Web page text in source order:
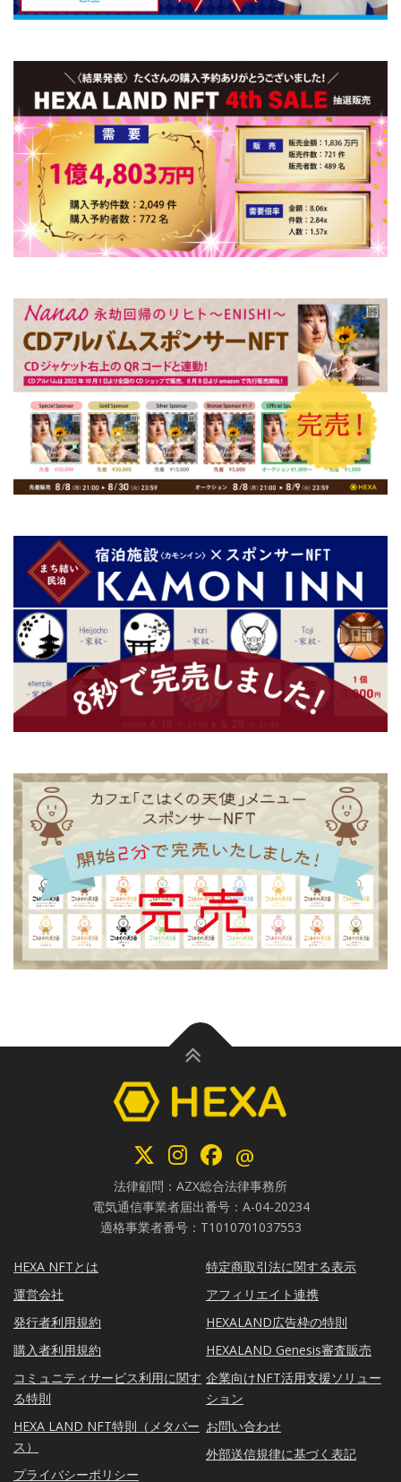
@
法律顧問：AZX総合法律事務所
電気通信事業者届出番号：A-04-20234
適格事業者番号：T1010701037553
HEXA NFTとは
運営会社
発行者利用規約
購入者利用規約
コミュニティサービス利用に関す
る特則
HEXA LAND NFT特則（メタバー
ス）
プライバシーポリシー
特定商取引法に関する表示
アフィリエイト連携
HEXALAND広告枠の特則
HEXALAND Genesis審査販売
企業向けNFT活用支援ソリュー
ション
お問い合わせ
外部送信規律に基づく表記